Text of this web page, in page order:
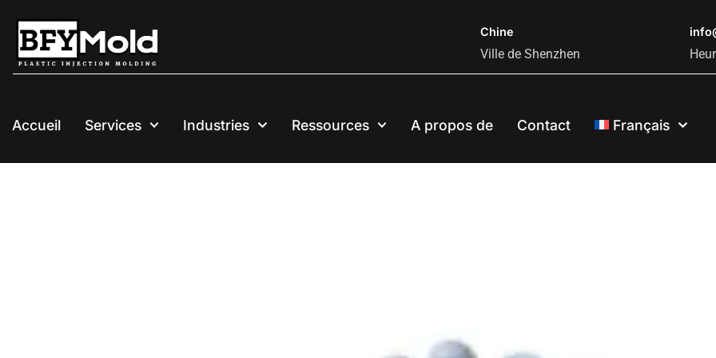
contenu
Chine
Ville de Shenzhen
Accueil Services Industries Ressources A propos de Contact Français